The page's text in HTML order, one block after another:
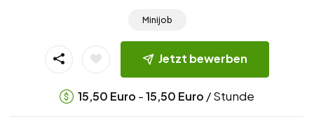
Minijob
Jetzt bewerben
15,50 Euro -15,50 Euro / Stunde